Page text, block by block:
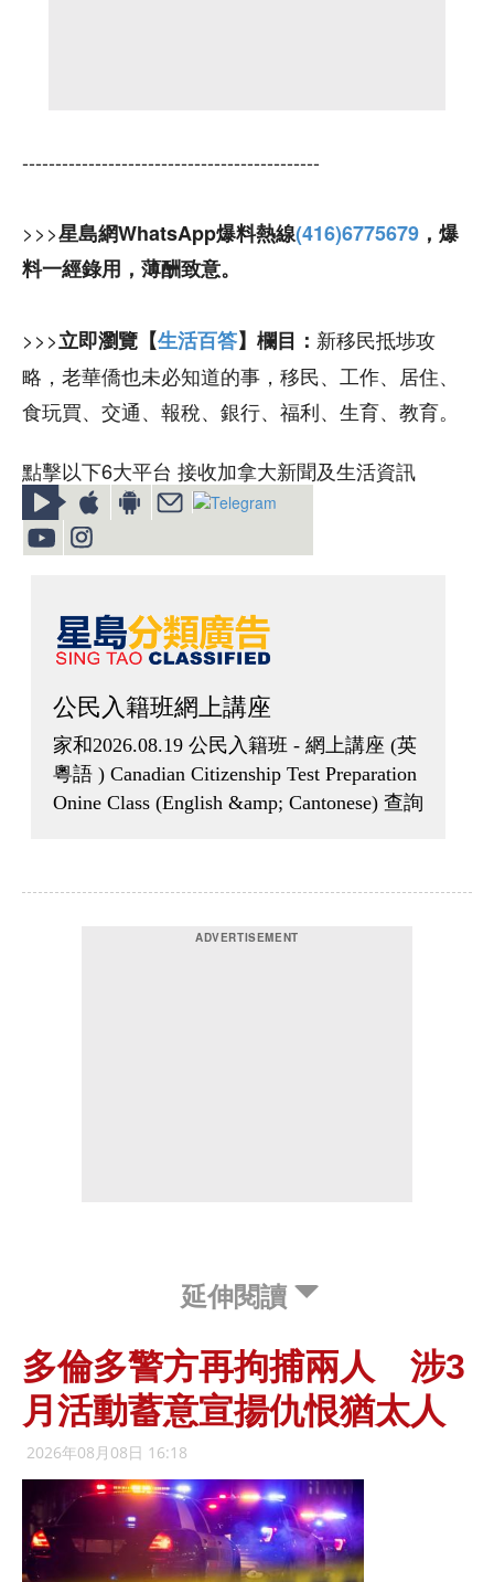
---------------------------------------------
>>>星島網WhatsApp爆料熱線(416)6775679 ，爆
料一經錄用，薄酬致意。
>>>立即瀏覽【生活百答】欄目： 新移民抵埗攻
略，老華僑也未必知道的事，移民、工作、居住、
食玩買、交通、報稅、銀行、福利、生育、教育。
點擊以下6大平台 接收加拿大新聞及生活資訊
延伸閱讀
多倫多警方再拘捕兩人 涉3
月活動蓄意宣揚仇恨猶太人
2026年08月08日 16:18